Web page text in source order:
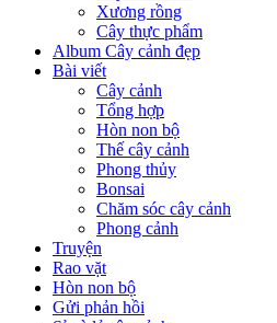
Xương rồng
Cây thực phẩm
Album Cây cảnh đẹp
Bài viết
Cây cảnh
Tổng hợp
Hòn non bộ
Thế cây cảnh
Phong thủy
Bonsai
Chăm sóc cây cảnh
Phong cảnh
Truyện
Rao vặt
Hòn non bộ
Gửi phản hồi